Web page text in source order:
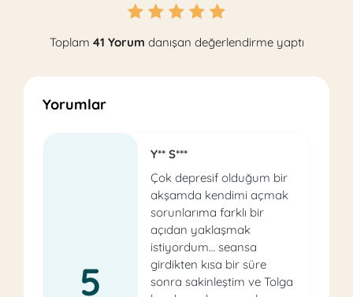
Toplam 41 Yorum danışan değerlendirme yaptı
Yorumlar
5
Y** S***
Çok depresif olduğum bir
akşamda kendimi açmak
sorunlarıma farklı bir
açıdan yaklaşmak
istiyordum… seansa
girdikten kısa bir süre
sonra sakinleştim ve Tolga